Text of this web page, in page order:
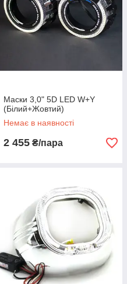
Маски 3,0" 5D LED W+Y
(Білий+Жовтий)
Немає в наявності
2 455 ₴/пара